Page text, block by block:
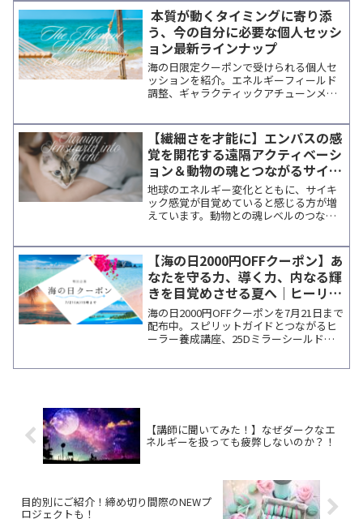
ザンサー・カ・エンラ・エルからのメッ
セージも掲載。
本質が動くタイミングに寄り添
う、今の自分に必要な個人セッシ
ョン最新ラインナップ
海の日限定クーポンで受けられる個人セ
ッションを紹介。エネルギーフィールド
調整、ギャラクティックアチューンメン
【繊細さを才能に】エンパスの感
覚を開花する遠隔アクティベーシ
ョン＆動物の魂とつながるサイキ
ック能力開発
地球のエネルギー変化とともに、サイキ
ック感覚が目覚めていると感じる方が増
えています。動物との魂レベルのつなが
ションの詳細を掲載。自分の感覚を信頼
し、次のステップへ進むための案内で
す。
【海の日2000円OFFクーポン】あ
なたを守る力、導く力、内なる輝
きを目覚めさせる夏へ｜ヒーリン
グ＆能力開発特集
海の日2000円OFFクーポンを7月21日まで
配布中。スピリットガイドとつながるヒ
ーラー養成講座、25Dミラーシールドに
【講師に聞いてみた！】なぜダークなエ
ネルギーを扱っても疲弊しないのか？！
目的別にご紹介！締め切り間際のNEWプ
ロジェクトも！